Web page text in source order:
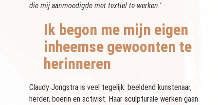
die mij aanmoedigde met textiel te werken.’
Ik begon me mijn eigen
inheemse gewoonten te
herinneren
Claudy Jongstra is veel tegelijk: beeldend kunstenaar,
herder, boerin en activist. Haar sculpturale werken gaan